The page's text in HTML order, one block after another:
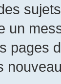
un
pages